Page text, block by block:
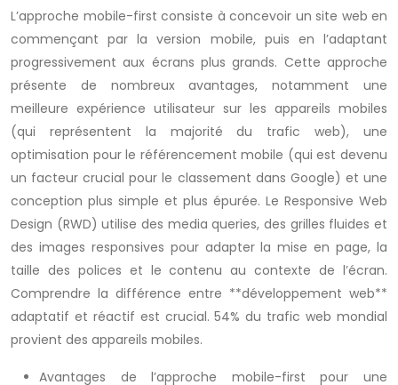
L’approche mobile-first consiste à concevoir un site web en
commençant par la version mobile, puis en l’adaptant
progressivement aux écrans plus grands. Cette approche
présente de nombreux avantages, notamment une
meilleure expérience utilisateur sur les appareils mobiles
(qui représentent la majorité du trafic web), une
optimisation pour le référencement mobile (qui est devenu
un facteur crucial pour le classement dans Google) et une
conception plus simple et plus épurée. Le Responsive Web
Design (RWD) utilise des media queries, des grilles fluides et
des images responsives pour adapter la mise en page, la
taille des polices et le contenu au contexte de l’écran.
Comprendre la différence entre **développement web**
adaptatif et réactif est crucial. 54% du trafic web mondial
provient des appareils mobiles.
Avantages de l’approche mobile-first pour une